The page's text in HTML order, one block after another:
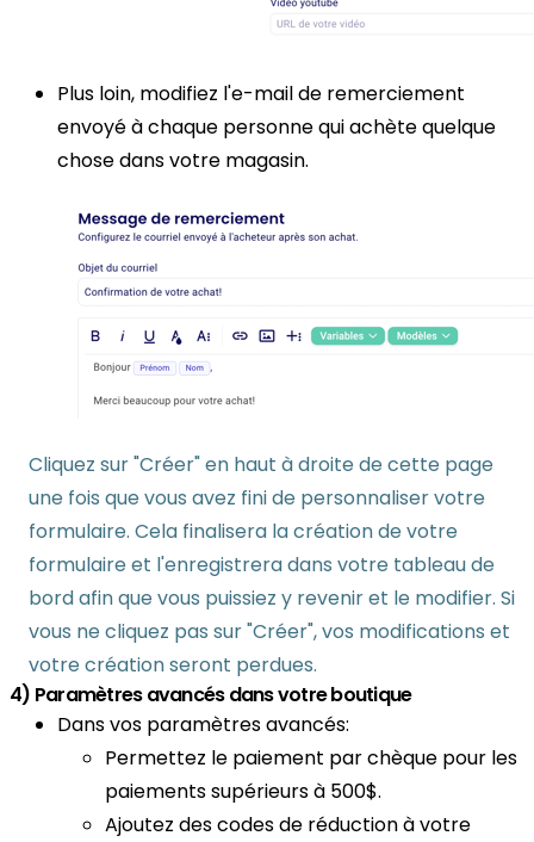
Plus loin, modifiez l'e-mail de remerciement
envoyé à chaque personne qui achète quelque
chose dans votre magasin.
Cliquez sur "Créer" en haut à droite de cette page
une fois que vous avez fini de personnaliser votre
formulaire. Cela finalisera la création de votre
formulaire et l'enregistrera dans votre tableau de
bord afin que vous puissiez y revenir et le modifier. Si
vous ne cliquez pas sur "Créer", vos modifications et
votre création seront perdues.
4) Paramètres avancés dans votre boutique
Dans vos paramètres avancés:
Permettez le paiement par chèque pour les
paiements supérieurs à 500$.
Ajoutez des codes de réduction à votre